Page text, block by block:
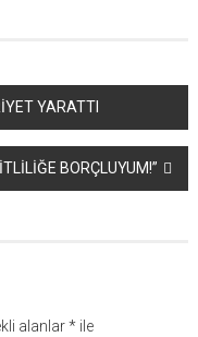
YARATTI
BORÇLUYUM!”
alanlar*ile